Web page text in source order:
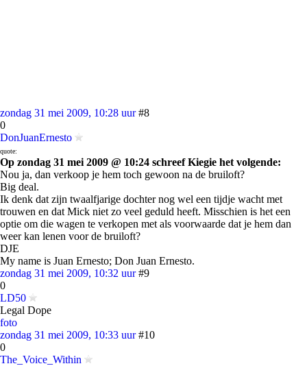
zondag 31 mei 2009, 10:28 uur #8
0
DonJuanErnesto
quote:
Op zondag 31 mei 2009 @ 10:24 schreef Kiegie het volgende:
Nou ja, dan verkoop je hem toch gewoon na de bruiloft?
Big deal.
Ik denk dat zijn twaalfjarige dochter nog wel een tijdje wacht met
trouwen en dat Mick niet zo veel geduld heeft. Misschien is het een
optie om die wagen te verkopen met als voorwaarde dat je hem dan
weer kan lenen voor de bruiloft?
DJE
My name is Juan Ernesto; Don Juan Ernesto.
zondag 31 mei 2009, 10:32 uur #9
0
LD50
Legal Dope
foto
zondag 31 mei 2009, 10:33 uur #10
0
The_Voice_Within